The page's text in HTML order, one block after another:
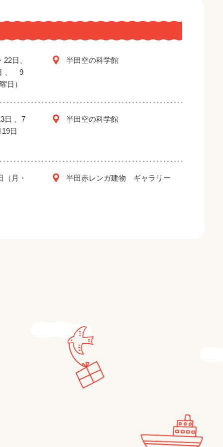
日、
、 9
日）
半田空の科学館
日 、7
日
半田空の科学館
（月・ 半田赤レンガ建物 ギャラリー